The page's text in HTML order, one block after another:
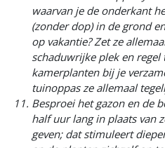
waarvan je de onderkant
(zonder dop) in de grond
op vakantie? Zet ze
schaduwrijke plek en
kamerplanten bij je
tuinoppas ze allemaal
Besproei het gazon en de
half uur lang in plaats van
geven; dat stimuleert